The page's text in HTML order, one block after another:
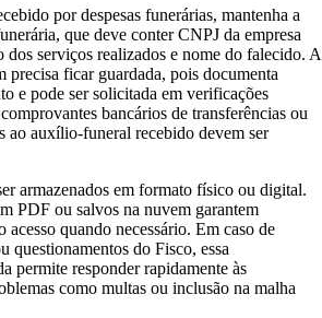
por despesas funerárias, mantenha a
que deve conter CNPJ da empresa
dos serviços realizados e nome do falecido. A
precisa ficar guardada, pois documenta
e pode ser solicitada em verificações
bancários de transferências ou
ao auxílio-funeral recebido devem ser
armazenados em formato físico ou digital.
PDF ou salvos na nuvem garantem
quando necessário. Em caso de
questionamentos do Fisco, essa
permite responder rapidamente às
como multas ou inclusão na malha